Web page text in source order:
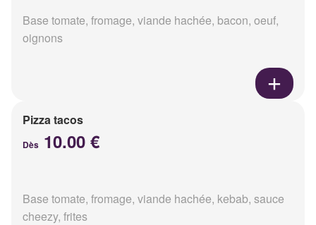
Base tomate, fromage, viande hachée, bacon, oeuf,
oignons
Pizza tacos
Dès 10.00 €
Base tomate, fromage, viande hachée, kebab, sauce
cheezy, frites